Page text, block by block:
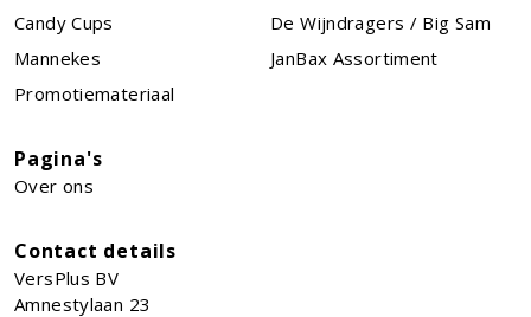
Candy Cups
De Wijndragers / Big Sam
Mannekes
JanBax Assortiment
Promotiemateriaal
Pagina's
Over ons
Contact details
VersPlus BV
Amnestylaan 23